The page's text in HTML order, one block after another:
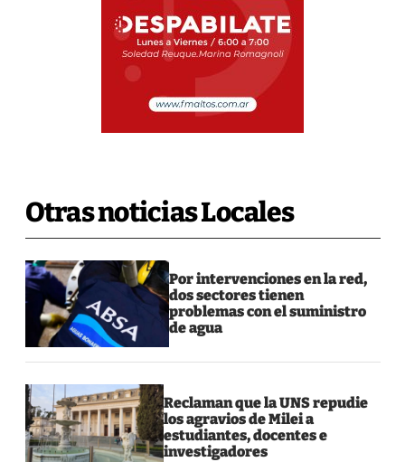
Otras noticias Locales
Por intervenciones en la red,
dos sectores tienen
problemas con el suministro
de agua
Reclaman que la UNS repudie
los agravios de Milei a
estudiantes, docentes e
investigadores